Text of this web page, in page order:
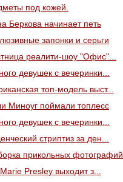
под кожей.
Беркова начинает петь
запонки и серьги
реалити-шоу "Офис"...
девушек с вечеринки...
топ-модель выст...
Миноуг поймали топлесс
девушек с вечеринки...
стриптиз за ден...
прикольных фотографий
Presley выходит з...